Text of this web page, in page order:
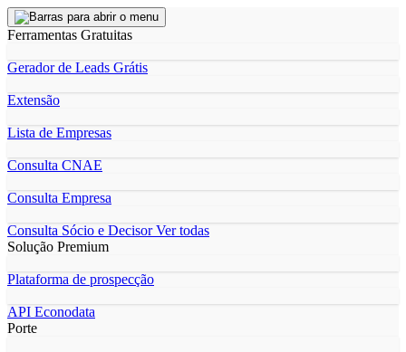
Ferramentas Gratuitas
Gerador de Leads Grátis
Extensão
Lista de Empresas
Consulta CNAE
Consulta Empresa
Consulta Sócio e DecisorVer todas
Solução Premium
Plataforma de prospecção
API Econodata
Porte